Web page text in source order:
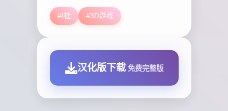
#I社 #3D游戏
汉化版下载 免费完整版